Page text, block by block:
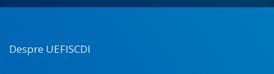
Despre UEFISCDI